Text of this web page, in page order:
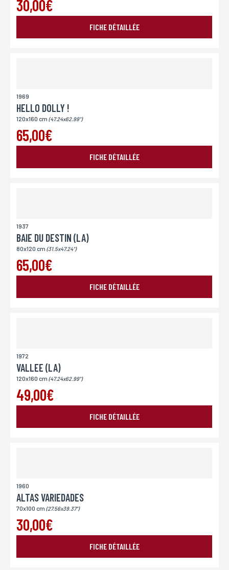
30,00€
FICHE DÉTAILLÉE
1969
HELLO DOLLY !
120x160 cm (47.24x62.99")
65,00€
FICHE DÉTAILLÉE
1937
BAIE DU DESTIN (LA)
80x120 cm (31.5x47.24")
65,00€
FICHE DÉTAILLÉE
1972
VALLEE (LA)
120x160 cm (47.24x62.99")
49,00€
FICHE DÉTAILLÉE
1960
ALTAS VARIEDADES
70x100 cm (27.56x39.37")
30,00€
FICHE DÉTAILLÉE